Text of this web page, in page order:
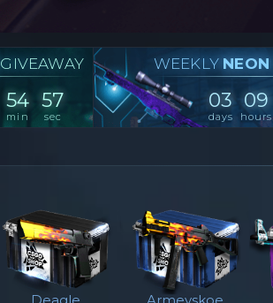
GIVEAWAY
54
min
57
sec
WEEKLY NEON
03
days
09
hours